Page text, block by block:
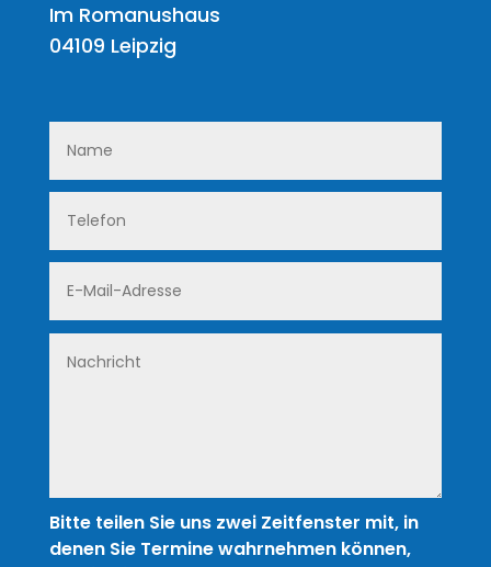
Im Romanushaus
04109 Leipzig
Bitte teilen Sie uns zwei Zeitfenster mit, in
denen Sie Termine wahrnehmen können,